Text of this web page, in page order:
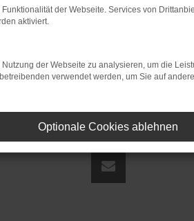
D-08223 Neustadt/Vogtland
trading.com |Webdesign by audaris.de
der Webseite. Services von
aktiviert.
der Webseite zu analysieren, um die
verwendet werden, um Sie auf
Optionale Cookies ablehnen